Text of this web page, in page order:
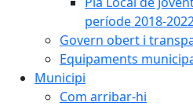
període 2018-
Govern obert i
Equipaments
Municipi
Com arribar-hi